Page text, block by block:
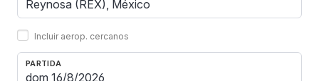
Incluir aerop. cercanos
PARTIDA